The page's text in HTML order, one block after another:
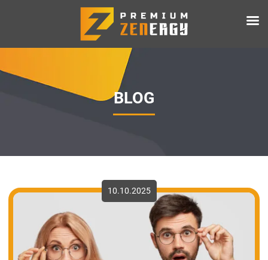
BLOG
10.10.2025